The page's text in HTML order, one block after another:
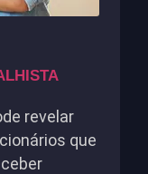
revelar
que